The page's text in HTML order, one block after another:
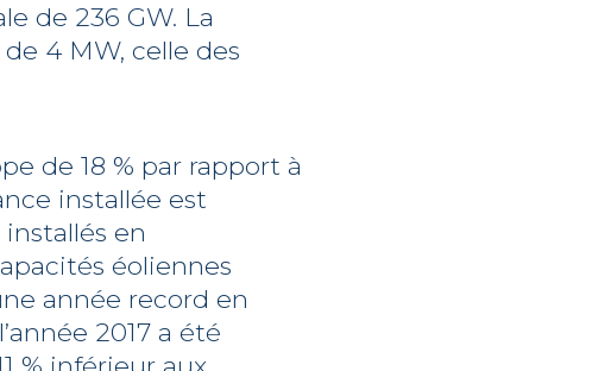
de 236 GW. La
4 MW, celle des
de 18 % par rapport à
installée est
installés en
éoliennes
année record en
2017 a été